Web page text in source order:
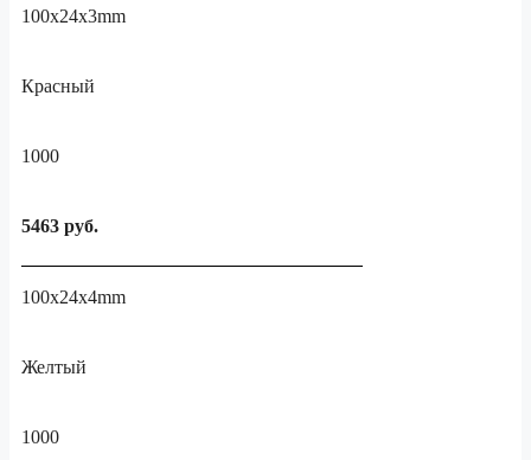
100x24x3mm
Красный
1000
5463 руб.
100x24x4mm
Желтый
1000